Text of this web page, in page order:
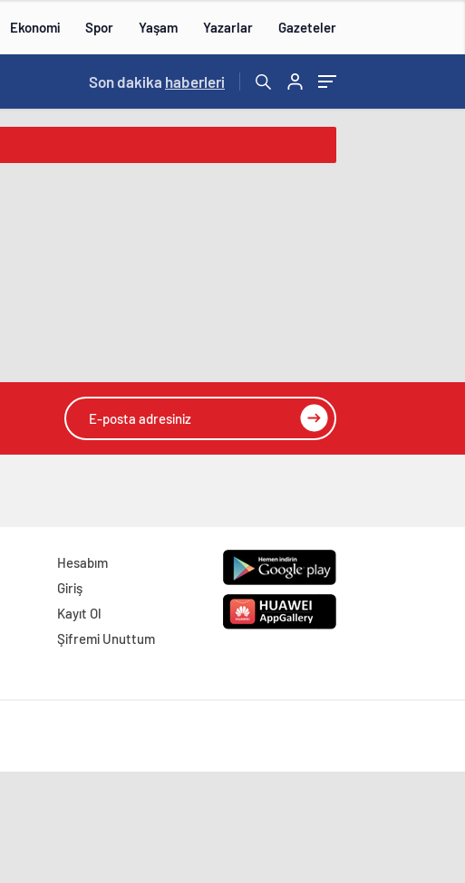
Ekonomi Spor Yaşam Yazarlar Gazeteler
16:09 /
Son dakika haberleri
Hesabım
Giriş
Kayıt Ol
Şifremi Unuttum